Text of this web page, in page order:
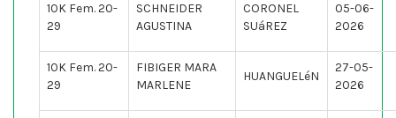
10K Fem. 20-
29
SCHNEIDER
AGUSTINA
CORONEL
SUáREZ
05-06-
2026
10K Fem. 20-
29
FIBIGER MARA
MARLENE
HUANGUELéN
27-05-
2026